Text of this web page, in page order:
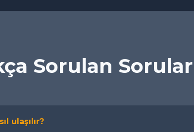
Sorulan Sorular
ulaşılır?